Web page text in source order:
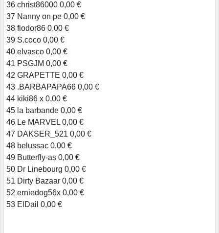
36 christ86000 0,00 €
37 Nanny on pe 0,00 €
38 fiodor86 0,00 €
39 S.coco 0,00 €
40 elvasco 0,00 €
41 PSGJM 0,00 €
42 GRAPETTE 0,00 €
43 .BARBAPAPA66 0,00 €
44 kiki86 x 0,00 €
45 la barbande 0,00 €
46 Le MARVEL 0,00 €
47 DAKSER_521 0,00 €
48 belussac 0,00 €
49 Butterfly-as 0,00 €
50 Dr Linebourg 0,00 €
51 Dirty Bazaar 0,00 €
52 erniedog56x 0,00 €
53 ElDail 0,00 €